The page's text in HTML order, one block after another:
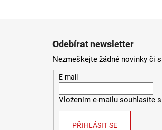
Odebírat newsletter
Nezmeškejte žádné novinky či
E-mail
Vložením e-mailu souhlasíte s
PŘIHLÁSIT SE